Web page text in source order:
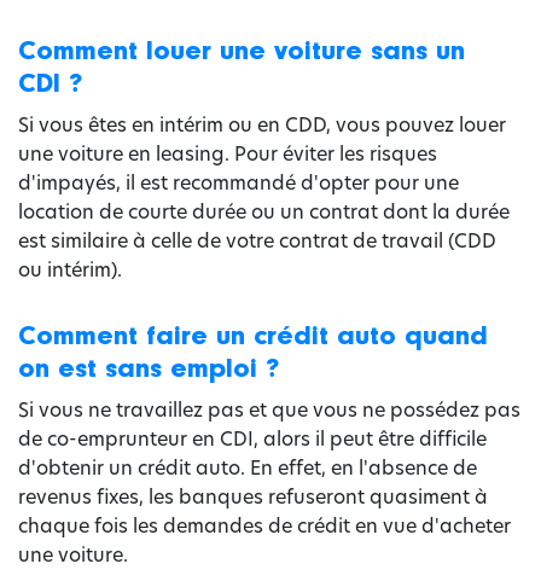
Comment louer une voiture sans un
CDI ?
Si vous êtes en intérim ou en CDD, vous pouvez louer
une voiture en leasing. Pour éviter les risques
d'impayés, il est recommandé d'opter pour une
location de courte durée ou un contrat dont la durée
est similaire à celle de votre contrat de travail (CDD
ou intérim).
Comment faire un crédit auto quand
on est sans emploi ?
Si vous ne travaillez pas et que vous ne possédez pas
de co-emprunteur en CDI, alors il peut être difficile
d'obtenir un crédit auto. En effet, en l'absence de
revenus fixes, les banques refuseront quasiment à
chaque fois les demandes de crédit en vue d'acheter
une voiture.